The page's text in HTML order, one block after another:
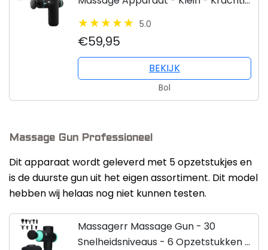
- Stil
5.0
€59,95
BEKIJK
Bol
Massage Gun Professioneel
Dit apparaat wordt geleverd met 5 opzetstukjes en
is de duurste gun uit het eigen assortiment. Dit model
hebben wij helaas nog niet kunnen testen.
Massagerr Massage Gun - 30
Snelheidsniveaus - 6 Opzetstukken -